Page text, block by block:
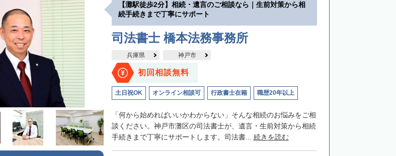
【灘駅徒歩2分】相続・遺言のご相談なら｜生前対策から相
続手続きまで丁寧にサポート
司法書士 橋本法務事務所
兵庫県 神戸市
初回相談無料
土日祝OK オンライン相談可 行政書士在籍 職歴20年以上
「何から始めればいいかわからない」そんな相続のお悩みをご相
談ください。神戸市灘区の司法書士が、遺言・生前対策から相続
手続きまで丁寧にサポートします。司法書... 続きを読む